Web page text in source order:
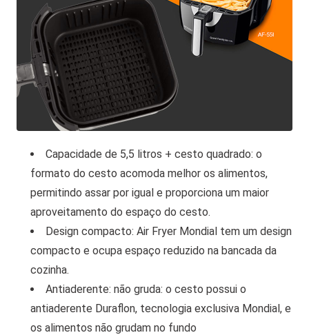
Capacidade de 5,5 litros + cesto quadrado: o
formato do cesto acomoda melhor os alimentos,
permitindo assar por igual e proporciona um maior
aproveitamento do espaço do cesto.
Design compacto: Air Fryer Mondial tem um design
compacto e ocupa espaço reduzido na bancada da
cozinha.
Antiaderente: não gruda: o cesto possui o
antiaderente Duraflon, tecnologia exclusiva Mondial, e
os alimentos não grudam no fundo